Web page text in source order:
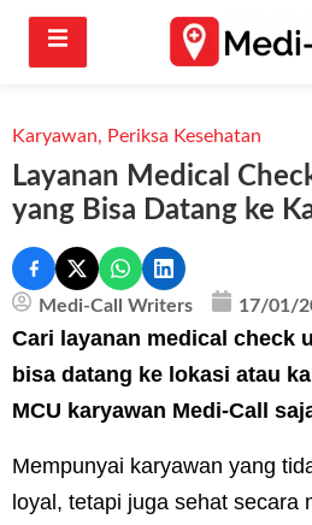
Karyawan, Periksa Kesehatan
Layanan Medical
yang Bisa Datang ke
Medi-Call Writers 17/01/
Cari layanan medical check
bisa datang ke lokasi atau
MCU karyawan Medi-Call
Mempunyai karyawan yang
loyal, tetapi juga sehat secara